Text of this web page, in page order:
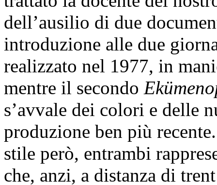
dell’ausilio di due
introduzione alle due
realizzato nel 1977, in
mentre il secondo
s’avvale dei colori e delle
produzione ben più
stile però, entrambi
che, anzi, a distanza di